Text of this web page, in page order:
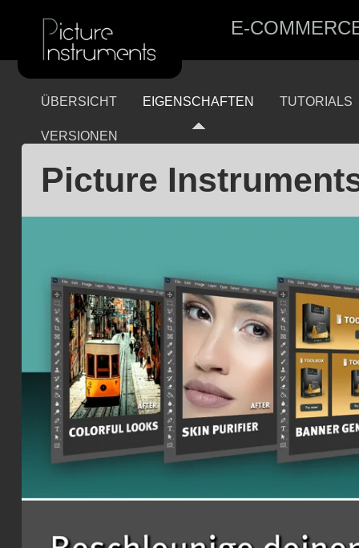
E-
ÜBERSICHT EIGENSCHAFTEN TUTORIALS
VERSIONEN
Picture